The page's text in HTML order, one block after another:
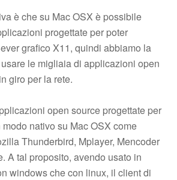
è che su Mac OSX è possibile
progettate per poter
grafico X11, quindi abbiamo la
le migliaia di applicazioni open
giro per la rete.
open source progettate per
nativo su Mac OSX come
Thunderbird, Mplayer, Mencoder
A tal proposito, avendo usato in
windows che con linux, il client di